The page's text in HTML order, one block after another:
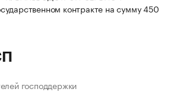
контракте на сумму 450
господдержки